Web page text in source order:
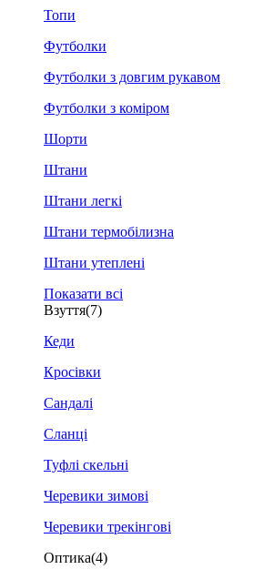
Топи
Футболки
Футболки з довгим рукавом
Футболки з коміром
Шорти
Штани
Штани легкі
Штани термобілизна
Штани утеплені
Показати всі
Взуття(7)
Кеди
Кросівки
Сандалі
Сланці
Туфлі скельні
Черевики зимові
Черевики трекінгові
Оптика(4)